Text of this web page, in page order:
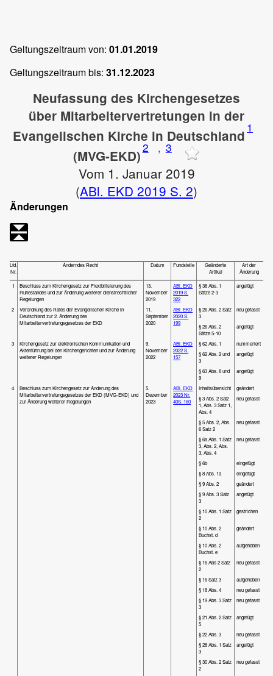
Geltungszeitraum von: 01.01.2019
Geltungszeitraum bis: 31.12.2023
Neufassung des Kirchengesetzes
über Mitarbeitervertretungen in der
Evangelischen Kirche in Deutschland 1
(MVG-EKD)2 , 3
Vom 1. Januar 2019
(ABl. EKD 2019 S. 2)
Änderungen
Lfd.
Nr.
Änderndes Recht Datum Fundstelle
Geänderte
Artikel
Art der
Änderung
1
Beschluss zum Kirchengesetz zur Flexibilisierung des
Ruhestandes und zur Änderung weiterer dienstrechtlicher
Regelungen
13.
November
2019
ABl. EKD
2019 S.
322
§ 38 Abs. 1
Sätze 2-3
angefügt
2
Verordnung des Rates der Evangelischen Kirche in
Deutschland zur 2. Änderung des
Mitarbeitervertretungsgesetzes der EKD
11.
September
2020
ABl. EKD
2020 S.
199
§ 26 Abs. 2 Satz
3
neu gefasst
§ 26 Abs. 2
Sätze 5-10
angefügt
3
Kirchengesetz zur elektronischen Kommunikation und
Aktenführung bei den Kirchengerichten und zur Änderung
weiterer Regelungen
9.
November
2022
ABl. EKD
2022 S.
157
§ 62 Abs. 1
nummeriert
§ 62 Abs. 2 und
3
angefügt
§ 63 Abs. 8 und
9
angefügt
4
Beschluss zum Kirchengesetz zur Änderung des
Mitarbeitervertretungsgesetzes der EKD (MVG-EKD) und
zur Änderung weiterer Regelungen
5.
Dezember
2023
ABl. EKD
2023 Nr.
40S. 160
Inhaltsübersicht
geändert
§ 3 Abs. 2 Satz
1, Abs. 3 Satz 1,
Abs. 4
neu gefasst
§ 5 Abs. 2, Abs.
6 Satz 2
neu gefasst
§ 6a Abs. 1 Satz
3, Abs. 2, Abs.
3, Abs. 4
neu gefasst
§ 6b
eingefügt
§ 8 Abs. 1a
eingefügt
§ 9 Abs. 2
geändert
§ 9 Abs. 3 Satz
3
angefügt
§ 10 Abs. 1 Satz
2
gestrichen
§ 10 Abs. 2
Buchst. d
geändert
§ 10 Abs. 2
Buchst. e
aufgehoben
§ 16 Abs 2 Satz
2
neu gefasst
§ 16 Satz 3
aufgehoben
§ 18 Abs. 4
neu gefasst
§ 19 Abs. 3 Satz
3
neu gefasst
§ 21 Abs. 2 Satz
5
angefügt
§ 22 Abs. 3
neu gefasst
§ 28 Abs. 1 Satz
3
angefügt
§ 30 Abs. 2 Satz
2
neu gefasst